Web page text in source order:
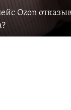
Ozon